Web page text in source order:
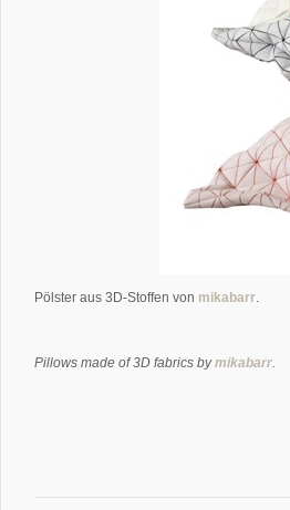
Pölster aus 3D-Stoffen von mikabarr
Pillows made of 3D fabrics bymikabarr